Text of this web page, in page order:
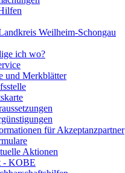
Weilheim-Schongau
ich wo?
und Merkblätter
für Akzeptanzpartner
Aktionen
- KOBE